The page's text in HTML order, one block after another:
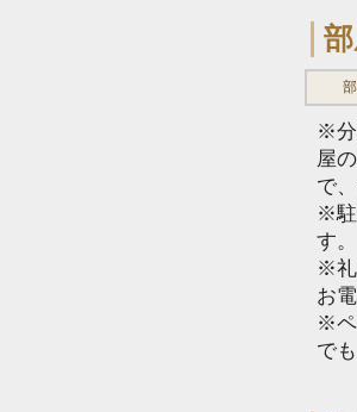
※分
屋
で
※駐
す。
※礼
お
※ペ
で